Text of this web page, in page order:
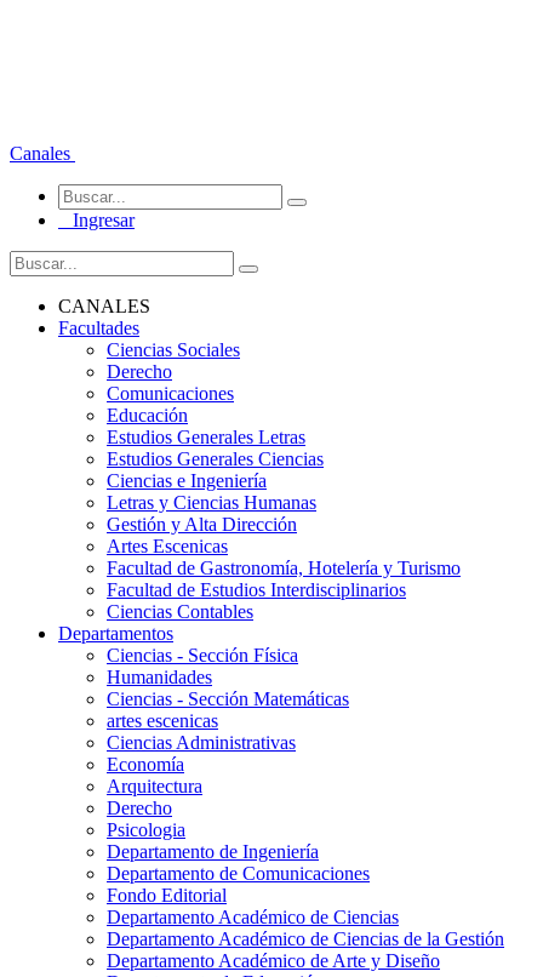
Canales
Ingresar
CANALES
Facultades
Ciencias Sociales
Derecho
Comunicaciones
Educación
Estudios Generales Letras
Estudios Generales Ciencias
Ciencias e Ingeniería
Letras y Ciencias Humanas
Gestión y Alta Dirección
Artes Escenicas
Facultad de Gastronomía, Hotelería y Turismo
Facultad de Estudios Interdisciplinarios
Ciencias Contables
Departamentos
Ciencias - Sección Física
Humanidades
Ciencias - Sección Matemáticas
artes escenicas
Ciencias Administrativas
Economía
Arquitectura
Derecho
Psicologia
Departamento de Ingeniería
Departamento de Comunicaciones
Fondo Editorial
Departamento Académico de Ciencias
Departamento Académico de Ciencias de la Gestión
Departamento Académico de Arte y Diseño